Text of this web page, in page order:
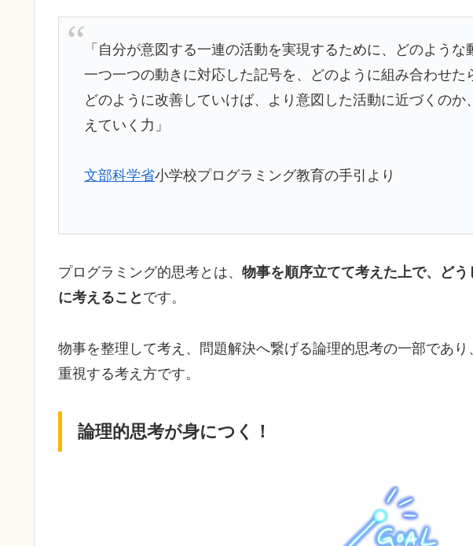
「自分が意図する一連の活動を実現するために、どのような
一つ一つの動きに対応した記号を、どのように組み合わせた
どのように改善していけば、より意図した活動に近づくの
えていく力」
文部科学省小学校プログラミング教育の手引より
プログラミング的思考とは、 物事を順序立てて考えた上で、ど
に考えること です。
物事を整理して考え、問題解決へ繋げる論理的思考の一部であ
重視する考え方です。
論理的思考が身につく！